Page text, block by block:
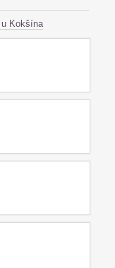
Kokšína